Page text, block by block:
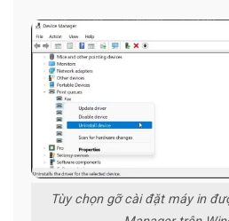
Tùy chọn gỡ cài đặt máy in